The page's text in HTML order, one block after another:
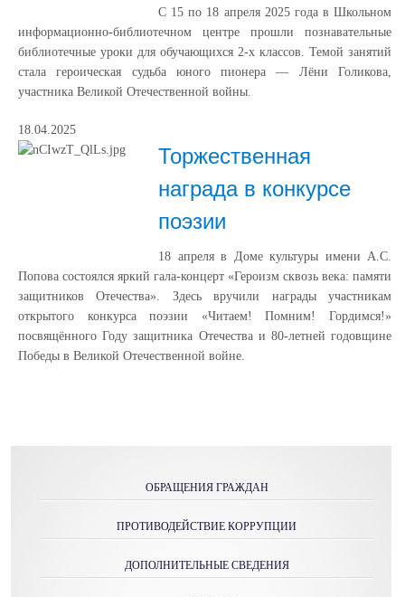
С 15 по 18 апреля 2025 года в Школьном
информационно-библиотечном центре прошли познавательные
библиотечные уроки для обучающихся 2-х классов. Темой занятий
стала героическая судьба юного пионера — Лёни Голикова,
участника Великой Отечественной войны.
18.04.2025
Торжественная
награда в конкурсе
поэзии
18 апреля в Доме культуры имени А.С.
Попова состоялся яркий гала-концерт «Героизм сквозь века: памяти
защитников Отечества». Здесь вручили награды участникам
открытого конкурса поэзии «Читаем! Помним! Гордимся!»
посвящённого Году защитника Отечества и 80-летней годовщине
Победы в Великой Отечественной войне.
ОБРАЩЕНИЯ ГРАЖДАН
ПРОТИВОДЕЙСТВИЕ КОРРУПЦИИ
ДОПОЛНИТЕЛЬНЫЕ СВЕДЕНИЯ